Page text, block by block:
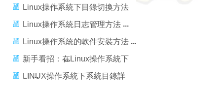
Linux操作系統下目錄切換方法
與小技巧
Linux操作系統日志管理方法
Linux操作系統的軟件安裝方法
新手看招：在Linux操作系統下
創建鎖文件
LINUX操作系統下系統目錄詳